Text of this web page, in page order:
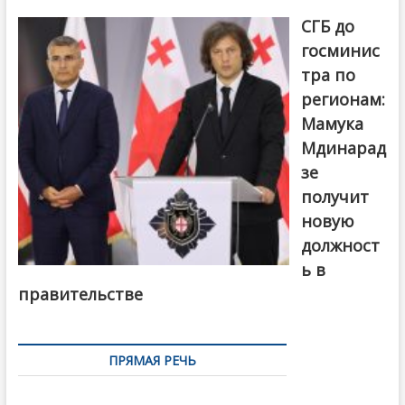
СГБ до
госминис
тра по
регионам:
Мамука
Мдинарад
зе
получит
новую
должност
ь в
правительстве
ПРЯМАЯ РЕЧЬ